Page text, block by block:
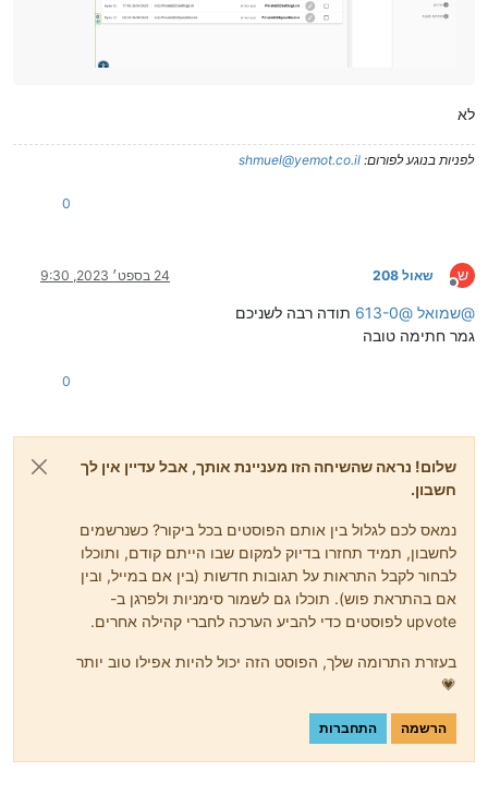
לא
לפניות בנוגע לפורום: shmuel@yemot.co.il
0
ש
מנותק
שאול 208 24 בספט׳ 2023, 9:30
@שמואל @
613-0 תודה רבה לשניכם
גמר חתימה טובה
0
שלום! נראה שהשיחה הזו מעניינת אותך, אבל עדיין אין לך
חשבון.
נמאס לכם לגלול בין אותם הפוסטים בכל ביקור? כשנרשמים
לחשבון, תמיד תחזרו בדיוק למקום שבו הייתם קודם, ותוכלו
לבחור לקבל התראות על תגובות חדשות (בין אם במייל, ובין
אם בהתראת פוש). תוכלו גם לשמור סימניות ולפרגן ב-
upvote לפוסטים כדי להביע הערכה לחברי קהילה אחרים.
בעזרת התרומה שלך, הפוסט הזה יכול להיות אפילו טוב יותר
💗
הרשמה התחברות